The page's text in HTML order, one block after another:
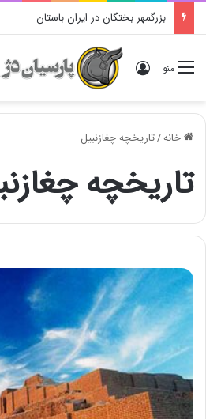
بزرگمهر بختگان در ایران باستان
منو ورود
خانه/تاریخچه چغازنبیل
تاریخچه